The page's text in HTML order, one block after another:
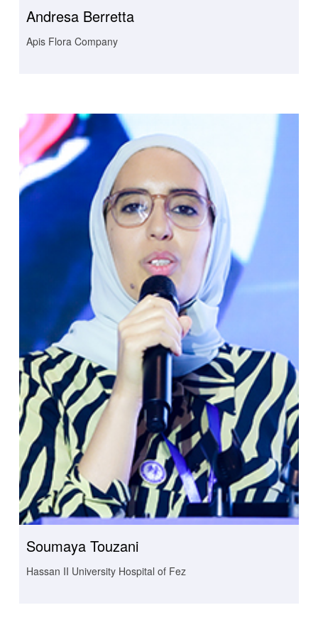
Andresa Berretta
Apis Flora Company
Soumaya Touzani
Hassan II University Hospital of Fez